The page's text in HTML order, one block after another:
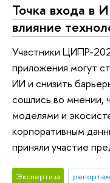
Точка входа в
влияние
Участники ЦИПР-
приложения могут
ИИ и снизить
сошлись во мнении,
моделями и
корпоративным
приняли участие
Экспертиза